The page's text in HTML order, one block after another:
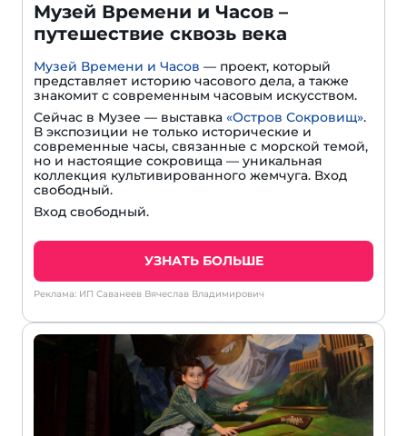
Музей Времени и Часов –
путешествие сквозь века
Музей Времени и Часов — проект, который
представляет историю часового дела, а также
знакомит с современным часовым искусством.
Сейчас в Музее — выставка «Остров Сокровищ».
В экспозиции не только исторические и
современные часы, связанные с морской темой,
но и настоящие сокровища — уникальная
коллекция культивированного жемчуга. Вход
свободный.
Вход свободный.
УЗНАТЬ БОЛЬШЕ
Реклама: ИП Саванеев Вячеслав Владимирович